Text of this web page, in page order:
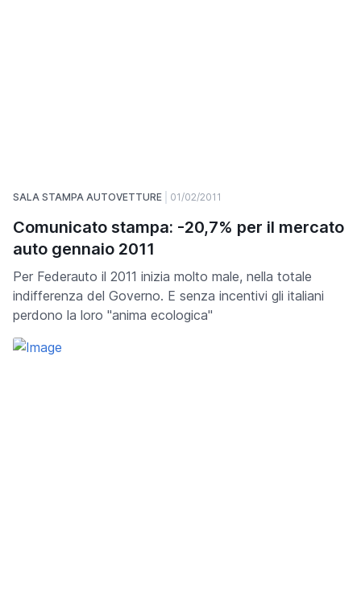
SALA STAMPA AUTOVETTURE 01/02/2011
Comunicato stampa: -20,7% per il mercato
auto gennaio 2011
Per Federauto il 2011 inizia molto male, nella totale
indifferenza del Governo. E senza incentivi gli italiani
perdono la loro "anima ecologica"